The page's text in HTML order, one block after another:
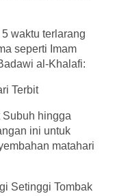
waktu terlarang
seperti Imam
al-Khalafi:
Terbit
hingga
ini untuk
matahari
Setinggi Tombak